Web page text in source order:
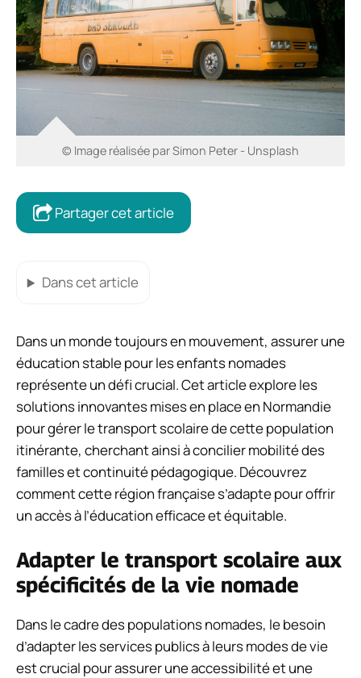
© Image réalisée par Simon Peter - Unsplash
Partager cet article
Dans cet article
Dans un monde toujours en mouvement, assurer une
éducation stable pour les enfants nomades
représente un défi crucial. Cet article explore les
solutions innovantes mises en place en Normandie
pour gérer le transport scolaire de cette population
itinérante, cherchant ainsi à concilier mobilité des
familles et continuité pédagogique. Découvrez
comment cette région française s’adapte pour offrir
un accès à l’éducation efficace et équitable.
Adapter le transport scolaire aux
spécificités de la vie nomade
Dans le cadre des populations nomades, le besoin
d’adapter les services publics à leurs modes de vie
est crucial pour assurer une accessibilité et une